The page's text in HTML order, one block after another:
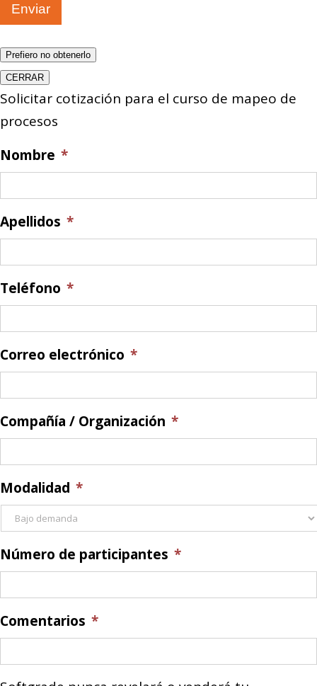
Enviar
Prefiero no obtenerlo
CERRAR
Solicitar cotización para el curso de mapeo de
procesos
Nombre *
Apellidos *
Teléfono *
Correo electrónico *
Compañía / Organización *
Modalidad *
Número de participantes *
Comentarios *